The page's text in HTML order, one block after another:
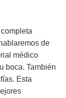
de
médico
boca. También
Esta